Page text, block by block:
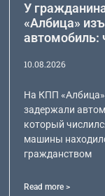
У
«Албица»
автомобиль:
10.08.2026
На КПП
задержали
который
машины
гражданством
Read more >